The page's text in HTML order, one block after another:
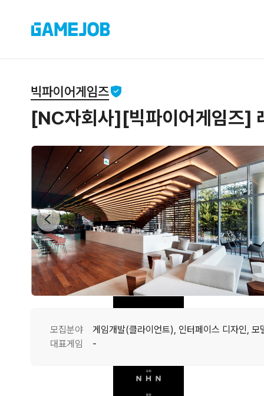
빅파이어게임즈
[NC자회사][빅파이어게임즈]
모집분야
게임개발(클라이언트), 인터페이스 디자인, 모
대표게임
-